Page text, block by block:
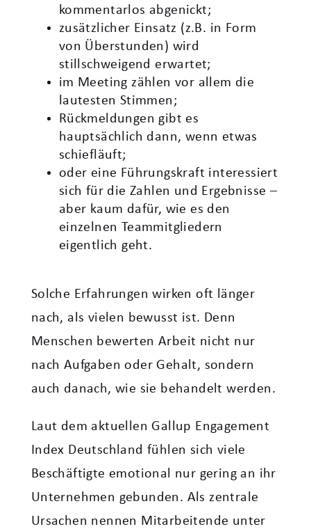
kommentarlos abgenickt;
zusätzlicher Einsatz (z.B. in Form
von Überstunden) wird
stillschweigend erwartet;
im Meeting zählen vor allem die
lautesten Stimmen;
Rückmeldungen gibt es
hauptsächlich dann, wenn etwas
schiefläuft;
oder eine Führungskraft interessiert
sich für die Zahlen und Ergebnisse –
aber kaum dafür, wie es den
einzelnen Teammitgliedern
eigentlich geht.
Solche Erfahrungen wirken oft länger
nach, als vielen bewusst ist. Denn
Menschen bewerten Arbeit nicht nur
nach Aufgaben oder Gehalt, sondern
auch danach, wie sie behandelt werden.
Laut dem aktuellen Gallup Engagement
Index Deutschland fühlen sich viele
Beschäftigte emotional nur gering an ihr
Unternehmen gebunden. Als zentrale
Ursachen nennen Mitarbeitende unter